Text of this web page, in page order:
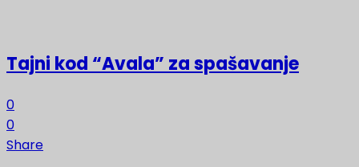
Tajni kod “Avala” za spašavanje
0
0
Share